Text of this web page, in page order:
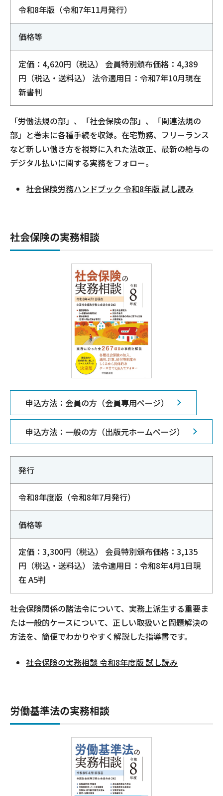
令和8年版（令和7年11月発行）
価格等
定価：4,620円（税込） 会員特別頒布価格：4,389
円（税込・送料込） 法令適用日：令和7年10月現在
新書判
「労働法規の部」、「社会保険の部」、「関連法規の
部」と巻末に各種手続を収録。在宅勤務、フリーランス
など新しい働き方を視野に入れた法改正、最新の給与の
デジタル払いに関する実務をフォロー。
社会保険労務ハンドブック 令和8年版 試し読み
社会保険の実務相談
申込方法：会員の方（会員専用ページ）
申込方法：一般の方（出版元ホームページ）
発行
令和8年度版（令和8年7月発行）
価格等
定価：3,300円（税込） 会員特別頒布価格：3,135
円（税込・送料込） 法令適用日：令和8年4月1日現
在 A5判
社会保険関係の諸法令について、実務上派生する重要ま
たは一般的ケースについて、正しい取扱いと問題解決の
方法を、簡便でわかりやすく解説した指導書です。
社会保険の実務相談 令和8年度版 試し読み
労働基準法の実務相談